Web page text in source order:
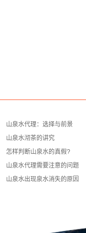
山泉水代理：选择与前景
山泉水沏茶的讲究
怎样判断山泉水的真假?
山泉水代理需要注意的问题
山泉水出现泉水消失的原因